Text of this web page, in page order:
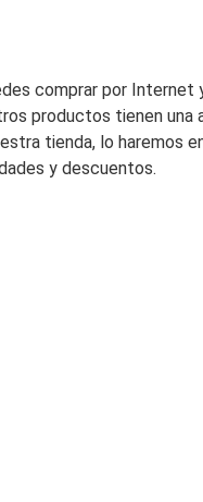
comprar por Internet
productos tienen una
tienda, lo haremos
y descuentos.